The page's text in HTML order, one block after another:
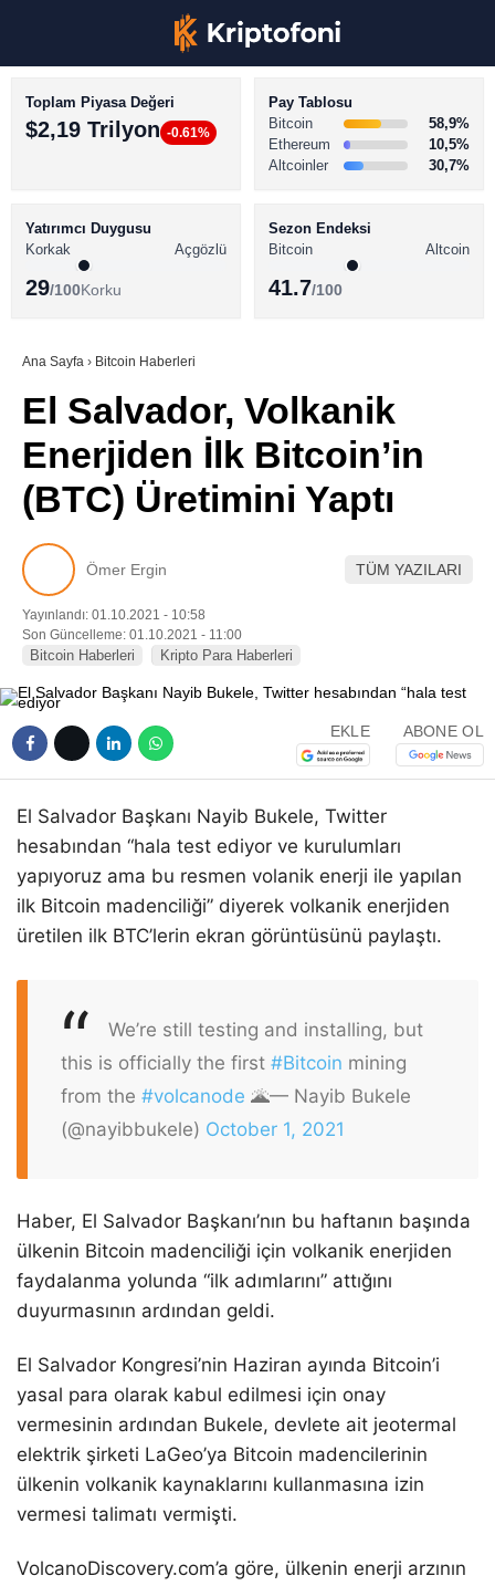
Youtube
TikTok
Pinterest
BİTCOİN HABERLERİ
ALTCOİN HABERLERİ
SÖZLÜK
Toplam Piyasa Değeri
$2,19 Trilyon -0.61%
Pay Tablosu
Bitcoin
58,9%
Ethereum
10,5%
Altcoinler
30,7%
Yatırımcı Duygusu
Korkak
Açgözlü
29/100Korku
Sezon Endeksi
Bitcoin
Altcoin
41.7/100
Ana Sayfa › Bitcoin Haberleri
El Salvador, Volkanik
Enerjiden İlk Bitcoin’in
(BTC) Üretimini Yaptı
Ömer Ergin TÜM YAZILARI
Yayınlandı: 01.10.2021 - 10:58
Son Güncelleme: 01.10.2021 - 11:00
Bitcoin Haberleri Kripto Para Haberleri
EKLE ABONE OL
El Salvador Başkanı Nayib Bukele, Twitter
hesabından “hala test ediyor ve kurulumları
yapıyoruz ama bu resmen volanik enerji ile yapılan
ilk Bitcoin madenciliği” diyerek volkanik enerjiden
üretilen ilk BTC’lerin ekran görüntüsünü paylaştı.
We’re still testing and installing, but
this is officially the first #Bitcoin mining
from the #volcanode 🌋— Nayib Bukele
(@nayibbukele) October 1, 2021
Haber, El Salvador Başkanı’nın bu haftanın başında
ülkenin Bitcoin madenciliği için volkanik enerjiden
faydalanma yolunda “ilk adımlarını” attığını
duyurmasının ardından geldi.
El Salvador Kongresi’nin Haziran ayında Bitcoin’i
yasal para olarak kabul edilmesi için onay
vermesinin ardından Bukele, devlete ait jeotermal
elektrik şirketi LaGeo’ya Bitcoin madencilerinin
ülkenin volkanik kaynaklarını kullanmasına izin
vermesi talimatı vermişti.
VolcanoDiscovery.com’a göre, ülkenin enerji arzının